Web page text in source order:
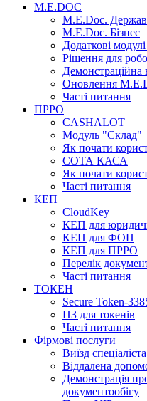
M.E.DOC
M.E.Doc.
M.E.Doc. Бізнес
Додаткові
Рішення для
Демонстраційна
Оновлення
Часті питання
ПРРО
CASHALOT
Модуль "Склад"
Як почати
СОТА КАСА
Як почати
Часті питання
КЕП
CloudKey
КЕП для
КЕП для ФОП
КЕП для ПРРО
Перелік
Часті питання
ТОКЕН
Secure Token-
ПЗ для токенів
Часті питання
Фірмові послуги
Виїзд спеціаліста
Віддалена
Демонстрація
документообігу